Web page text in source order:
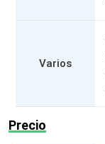
Varios
Precio